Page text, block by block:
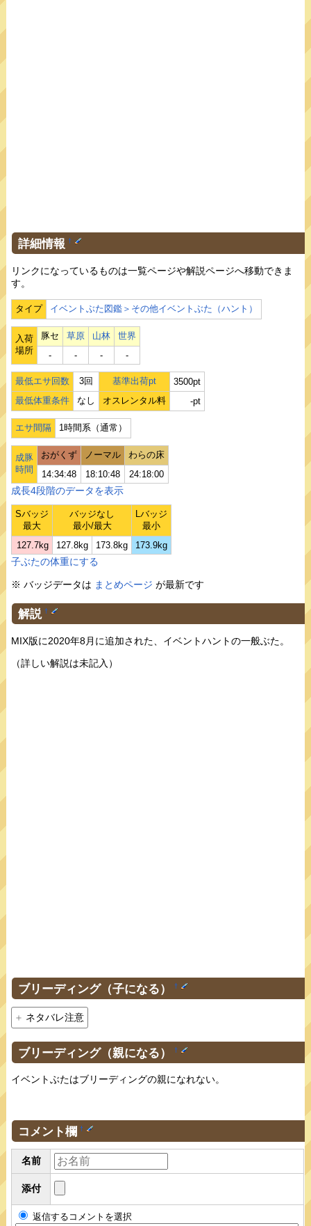
詳細情報 †
リンクになっているものは一覧ページや解説ページへ移動できま
す。
タイプ イベントぶた図鑑＞その他イベントぶた（ハント）
入荷
場所
豚セ 草原 山林
世界
‐
‐ ‐ ‐
最低エサ回数 3回 基準出荷pt
3500pt
最低体重条件
なし オスレンタル料 -pt
エサ間隔 1時間系（通常）
成豚
時間
おがくず ノーマル
わらの床
14:34:48
18:10:48 24:18:00
成長4段階のデータを表示
Sバッジ
最大
バッジなし
最小/最大
Lバッジ
最小
127.7kg
127.8kg 173.8kg 173.9kg
子ぶたの体重にする
※ バッジデータは まとめページ が最新です
解説 †
MIX版に2020年8月に追加された、イベントハントの一般ぶた。
（詳しい解説は未記入）
ブリーディング（子になる） †
ネタバレ注意
ブリーディング（親になる） †
イベントぶたはブリーディングの親になれない。
コメント欄 †
名前
添付
返信するコメントを選択